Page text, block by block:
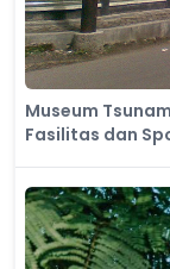
Museum
Fasilitas dan